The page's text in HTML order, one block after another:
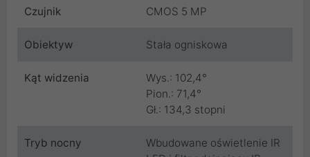
Czujnik CMOS 5 MP
Obiektyw Stała ogniskowa
Kąt widzenia
Wys.: 102,4°
Pion.: 71,4°
Gł.: 134,3 stopni
Tryb nocny
Wbudowane oświetlenie IR